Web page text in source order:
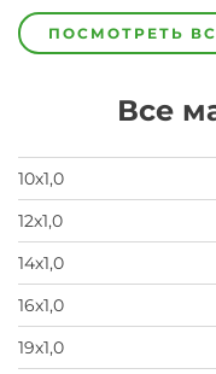
предпочел
скрыть
завод
ПОСМОТРЕТЬ
Все
10х1,0
12х1,0
14х1,0
16х1,0
19х1,0